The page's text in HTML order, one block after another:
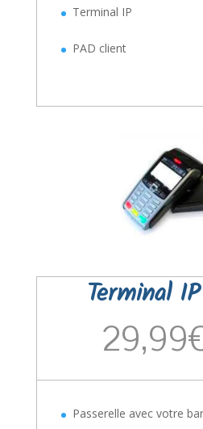
Terminal IP
PAD client
Terminal
Passerelle avec votre